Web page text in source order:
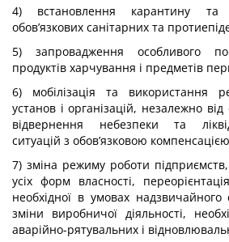
4) встановлення карантину та
обов’язкових санітарних та
5) запровадження особливого
продуктів харчування і предметів
6) мобілізація та використання
установ і організацій, незалежно
відвернення небезпеки та
ситуацій з обов’язковою
7) зміна режиму роботи підприємств,
усіх форм власності,
необхідної в умовах надзвичайного
зміни виробничої діяльності,
аварійно-рятувальних і